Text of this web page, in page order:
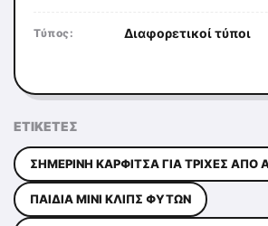
Τύπος: Διαφορετικοί τύποι
ΕΤΙΚΈΤΕΣ
ΣΗΜΕΡΙΝΉ ΚΑΡΦΊΤΣΑ ΓΙΑ ΤΡΊΧΕΣ ΑΠΌ
ΠΑΙΔΙΆ ΜΊΝΙ ΚΛΙΠΣ ΦΥΤΏΝ